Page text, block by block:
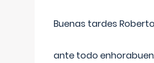
Buenas tardes
ante todo